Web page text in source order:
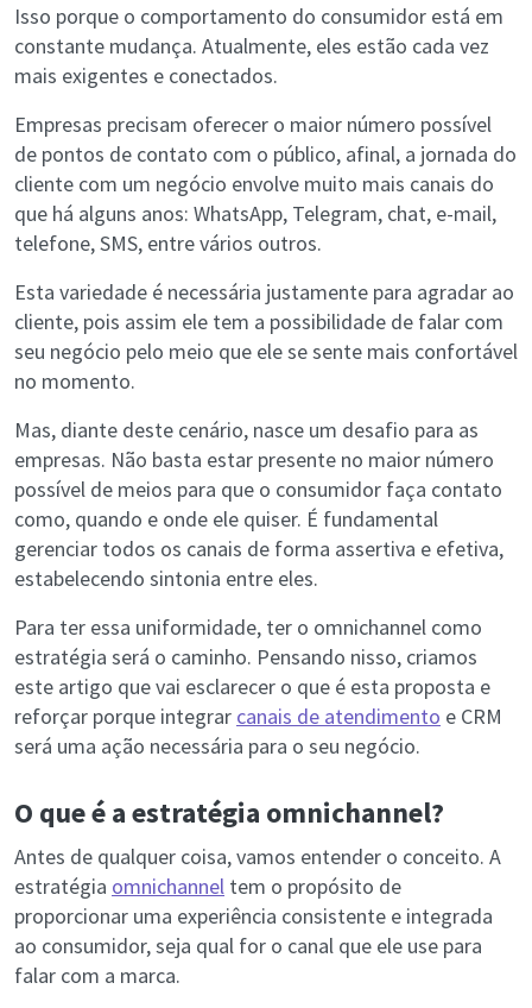
Isso porque o comportamento do consumidor está em
constante mudança. Atualmente, eles estão cada vez
mais exigentes e conectados.
Empresas precisam oferecer o maior número possível
de pontos de contato com o público, afinal, a jornada do
cliente com um negócio envolve muito mais canais do
que há alguns anos: WhatsApp, Telegram, chat, e-mail,
telefone, SMS, entre vários outros.
Esta variedade é necessária justamente para agradar ao
cliente, pois assim ele tem a possibilidade de falar com
seu negócio pelo meio que ele se sente mais confortável
no momento.
Mas, diante deste cenário, nasce um desafio para as
empresas. Não basta estar presente no maior número
possível de meios para que o consumidor faça contato
como, quando e onde ele quiser. É fundamental
gerenciar todos os canais de forma assertiva e efetiva,
estabelecendo sintonia entre eles.
Para ter essa uniformidade, ter o omnichannel como
estratégia será o caminho. Pensando nisso, criamos
este artigo que vai esclarecer o que é esta proposta e
reforçar porque integrar canais de atendimento e CRM
será uma ação necessária para o seu negócio.
O que é a estratégia omnichannel?
Antes de qualquer coisa, vamos entender o conceito. A
estratégia omnichannel tem o propósito de
proporcionar uma experiência consistente e integrada
ao consumidor, seja qual for o canal que ele use para
falar com a marca.